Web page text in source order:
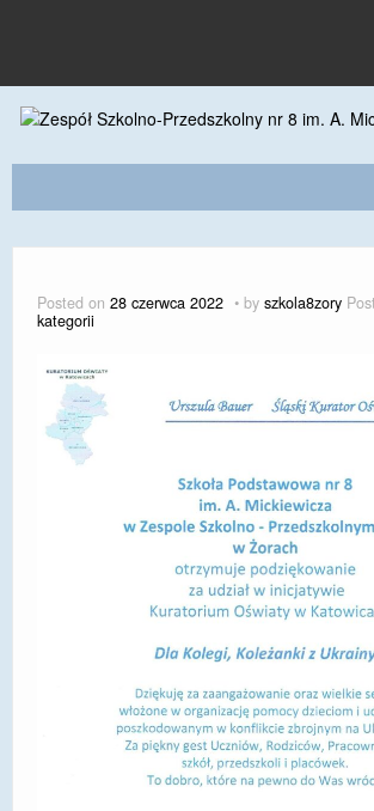
KONTAKT
DLA RODZICÓW I UCZNIÓW
DLA PRACOWNIKÓW
POLITYKA PRYWATNOŚCI
EGZAMIN ÓSMOKLASISTY
STANDARDY OCHRONY MAŁOLETNICH
Posted on 28 czerwca 2022 by szkola8zory
kategorii